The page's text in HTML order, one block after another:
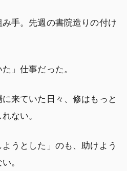
手。先週の書院造りの付け
」仕事だった。
来ていた日々、修はもっと
ない。
うとした」のも、助けよう
。